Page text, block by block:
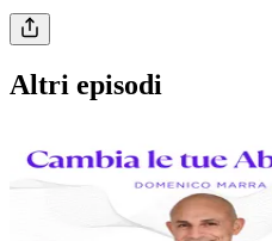
Altri episodi